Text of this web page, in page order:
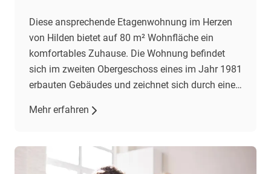
Diese ansprechende Etagenwohnung im Herzen
von Hilden bietet auf 80 m² Wohnfläche ein
komfortables Zuhause. Die Wohnung befindet
sich im zweiten Obergeschoss eines im Jahr 1981
erbauten Gebäudes und zeichnet sich durch einen
darunter zwei Schlafzimmer und ein
individuelle Wohnbedürfnisse. Das großzügige
Wohnzimmer […]
Mehr erfahren